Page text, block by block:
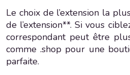
Le choix de l’extension la
de l’extension**. Si vous
correspondant peut être
comme .shop pour une
parfaite.